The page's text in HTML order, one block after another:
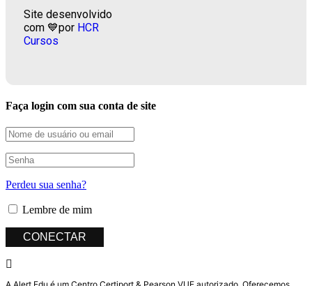
Site desenvolvido
com 💙por HCR
Cursos
Faça login com sua conta de site
Perdeu sua senha?
Lembre de mim